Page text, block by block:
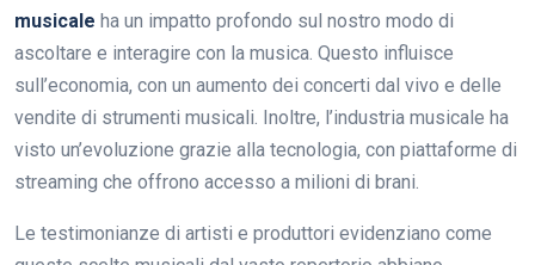
musicale ha un impatto profondo sul nostro modo di
ascoltare e interagire con la musica. Questo influisce
sull’economia, con un aumento dei concerti dal vivo e delle
vendite di strumenti musicali. Inoltre, l’industria musicale ha
visto un’evoluzione grazie alla tecnologia, con piattaforme di
streaming che offrono accesso a milioni di brani.
Le testimonianze di artisti e produttori evidenziano come